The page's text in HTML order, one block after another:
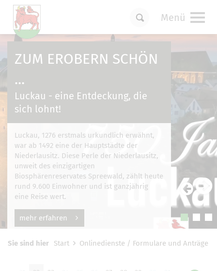
Menü
ZUM EROBERN SCHÖN
...
Luckau - eine Entdeckung, die
sich lohnt!
Luckau, 1276 erstmals urkundlich erwähnt,
war ab 1492 eine der Hauptstädte der
Niederlausitz. Diese Perle der Niederlausitz,
unweit des einzigartigen
Biosphärenreservates Spreewald, zählt heute
rund 9.600 Einwohner und ist ganzjährig
eine Reise wert.
mehr erfahren
Sie sind hier Start Onlinedienste / Formulare und Anträge
Um Einstellungen zur Barrierefreiheit
für funktionale Cookiesin den Cookie-